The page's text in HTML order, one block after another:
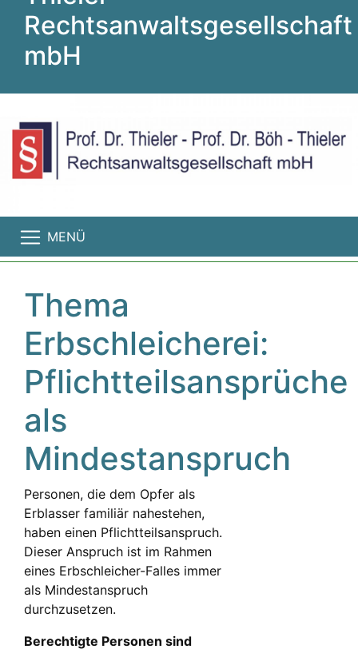
Rechtsanwaltsgesellschaft
mbH
MENÜ
Thema
Erbschleicherei:
Pflichtteilsansprüche
als
Mindestanspruch
Personen, die dem Opfer als
Erblasser familiär nahestehen,
haben einen Pflichtteilsanspruch.
Dieser Anspruch ist im Rahmen
eines Erbschleicher-Falles immer
als Mindestanspruch
durchzusetzen.
Berechtigte Personen sind